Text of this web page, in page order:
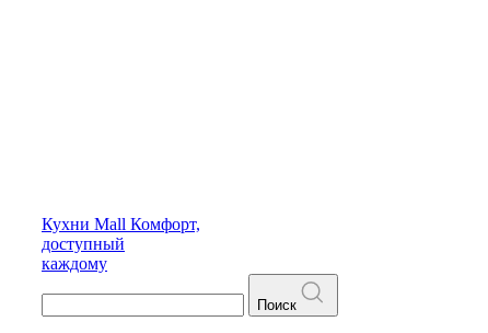
Кухни Mall Комфорт,
доступный
каждому
Поиск